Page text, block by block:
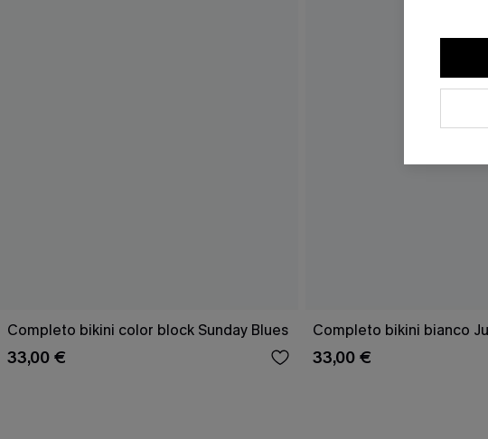
Completo bikini color block Sunday Blues
33,00 €
Completo bikini bianco
33,00 €